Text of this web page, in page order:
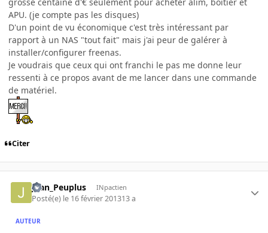
APU. (je compte pas les disques)
D'un point de vu économique c'est très intéressant par
rapport à un NAS "tout fait" mais j'ai peur de galérer à
installer/configurer freenas.
Je voudrais que ceux qui ont franchi le pas me donne leur
ressenti à ce propos avant de me lancer dans une commande
de matériel.
Citer
Jean_Peuplus INpactien
Posté(e) le 16 février 201313 a
AUTEUR